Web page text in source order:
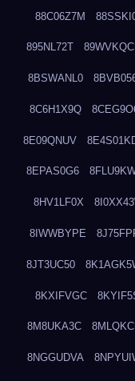
88C06Z7M
895NL72T
8BSWANL0
8C6H1X9Q
8E09QNUV
8EPAS0G6
8HV1LF0X
8IWWBYPE
8JT3UC50
8KXIFVGC
8M8UKA3C
8NGGUDVA